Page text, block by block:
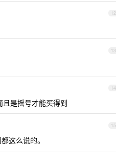
12
13
14
是摇号才能买得到
15
这么说的。